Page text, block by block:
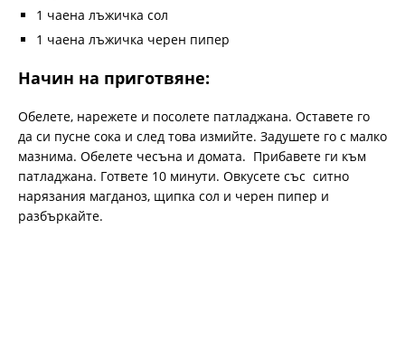
1 чаена лъжичка сол
1 чаена лъжичка черен пипер
Начин на приготвяне:
Обелете, нарежете и посолете патладжана. Оставете го
да си пусне сока и след това измийте. Задушете го с малко
мазнима. Обелете чесъна и домата. Прибавете ги към
патладжана. Гответе 10 минути. Овкусете със ситно
нарязания магданоз, щипка сол и черен пипер и
разбъркайте.